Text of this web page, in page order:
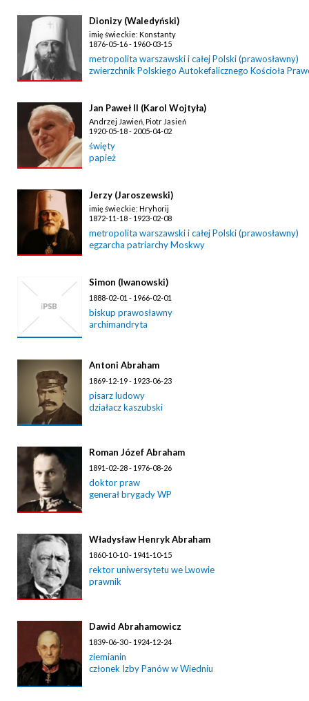
Dionizy (Waledyński)
imię świeckie: Konstanty
1876-05-16 - 1960-03-15
metropolita warszawski i całej Polski (prawosławny)
zwierzchnik Polskiego Autokefalicznego Kościoła
Jan Paweł II (Karol Wojtyła)
Andrzej Jawień, Piotr Jasień
1920-05-18 - 2005-04-02
święty
papież
Jerzy (Jaroszewski)
imię świeckie: Hryhorij
1872-11-18 - 1923-02-08
metropolita warszawski i całej Polski (prawosławny)
egzarcha patriarchy Moskwy
Simon (Iwanowski)
1888-02-01 - 1966-02-01
biskup prawosławny
archimandryta
Antoni Abraham
1869-12-19 - 1923-06-23
pisarz ludowy
działacz kaszubski
Roman Józef Abraham
1891-02-28 - 1976-08-26
doktor praw
generał brygady WP
Władysław Henryk Abraham
1860-10-10 - 1941-10-15
rektor uniwersytetu we Lwowie
prawnik
Dawid Abrahamowicz
1839-06-30 - 1924-12-24
ziemianin
członek Izby Panów w Wiedniu